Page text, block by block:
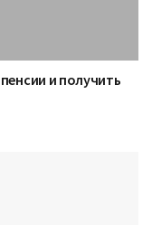
и получить